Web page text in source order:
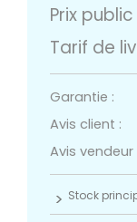
Prix public
Tarif de
Garantie :
Avis client :
Avis vendeur
Stock